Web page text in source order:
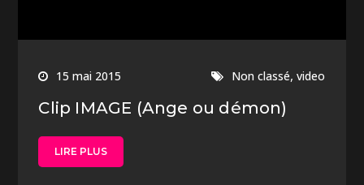
15 mai 2015 Non classé,video
Clip IMAGE (Ange ou démon)
LIRE PLUS